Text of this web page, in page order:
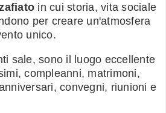
in cui storia, vita sociale
per creare un'atmosfera
unico.
sale, sono il luogo eccellente
compleanni, matrimoni,
convegni, riunioni e